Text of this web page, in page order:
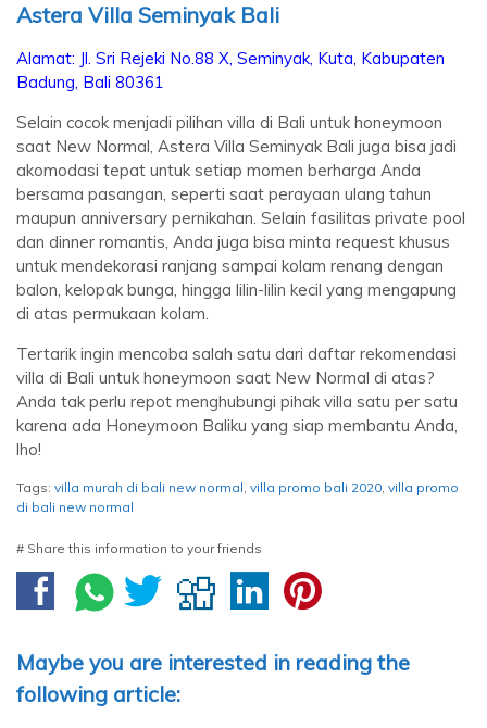
Astera Villa Seminyak Bali
Alamat: Jl. Sri Rejeki No.88 X, Seminyak, Kuta, Kabupaten
Badung, Bali 80361
Selain cocok menjadi pilihan villa di Bali untuk honeymoon
saat New Normal, Astera Villa Seminyak Bali juga bisa jadi
akomodasi tepat untuk setiap momen berharga Anda
bersama pasangan, seperti saat perayaan ulang tahun
maupun anniversary pernikahan. Selain fasilitas private pool
dan dinner romantis, Anda juga bisa minta request khusus
untuk mendekorasi ranjang sampai kolam renang dengan
balon, kelopak bunga, hingga lilin-lilin kecil yang mengapung
di atas permukaan kolam.
Tertarik ingin mencoba salah satu dari daftar rekomendasi
villa di Bali untuk honeymoon saat New Normal di atas?
Anda tak perlu repot menghubungi pihak villa satu per satu
karena ada Honeymoon Baliku yang siap membantu Anda,
lho!
Tags: villa murah di bali new normal, villa promo bali 2020, villa promo
di bali new normal
# Share this information to your friends
Maybe you are interested in reading the
following article: